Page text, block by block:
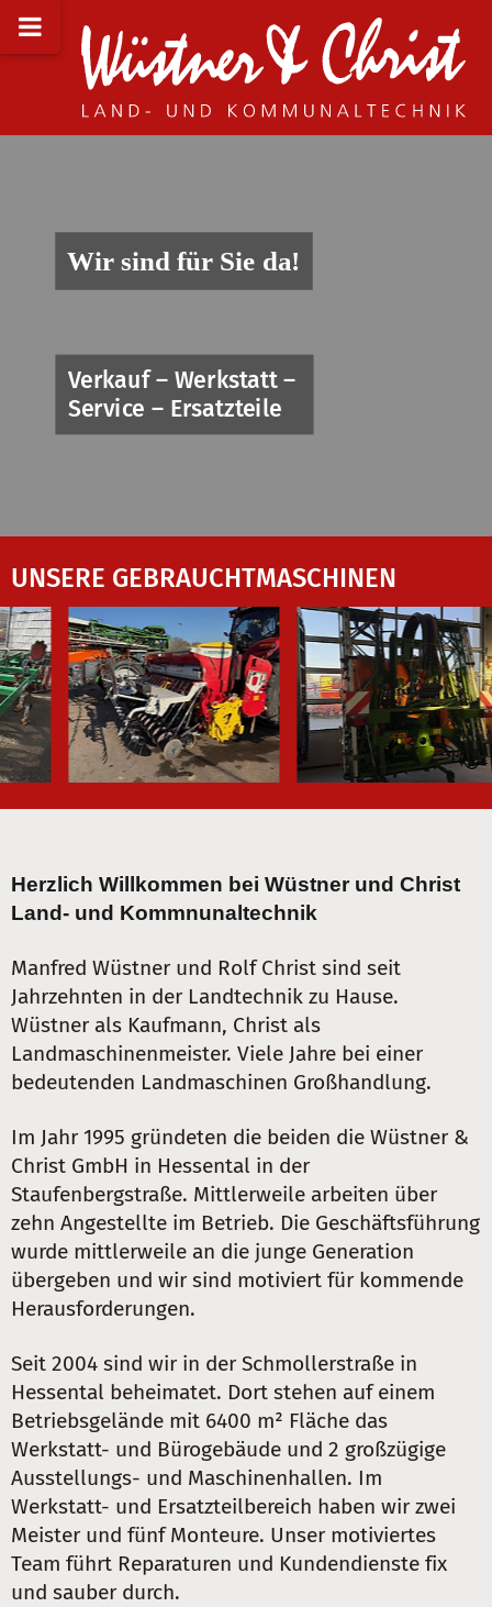
Wir sind für Sie da!
Verkauf – Werkstatt –
Service – Ersatzteile
UNSERE GEBRAUCHTMASCHINEN
Herzlich Willkommen bei Wüstner und Christ
Land- und Kommnunaltechnik
Manfred Wüstner und Rolf Christ sind seit
Jahrzehnten in der Landtechnik zu Hause.
Wüstner als Kaufmann, Christ als
Landmaschinenmeister. Viele Jahre bei einer
bedeutenden Landmaschinen Großhandlung.
Im Jahr 1995 gründeten die beiden die Wüstner &
Christ GmbH in Hessental in der
Staufenbergstraße. Mittlerweile arbeiten über
zehn Angestellte im Betrieb. Die Geschäftsführung
wurde mittlerweile an die junge Generation
übergeben und wir sind motiviert für kommende
Herausforderungen.
Seit 2004 sind wir in der Schmollerstraße in
Hessental beheimatet. Dort stehen auf einem
Betriebsgelände mit 6400 m² Fläche das
Werkstatt- und Bürogebäude und 2 großzügige
Ausstellungs- und Maschinenhallen. Im
Werkstatt- und Ersatzteilbereich haben wir zwei
Meister und fünf Monteure. Unser motiviertes
Team führt Reparaturen und Kundendienste fix
und sauber durch.